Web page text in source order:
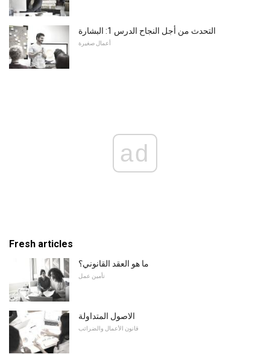
التحدث من أجل النجاح الدرس 1: البشارة
أعمال صغيرة
ad
Fresh articles
ما هو العقد القانوني؟
تأمين عمل
الاصول المتداولة
قانون الأعمال والضرائب